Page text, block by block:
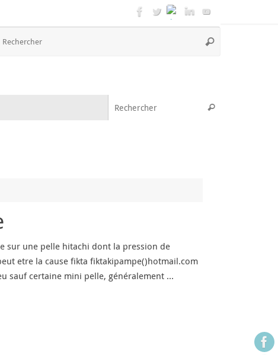
Rechercher
Rechercher
sur une pelle hitachi dont la pression de
etre la cause fikta fiktakipampe()hotmail.com
sauf certaine mini pelle, généralement …